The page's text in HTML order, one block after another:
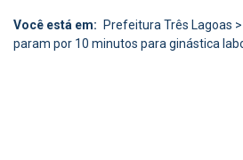
Você está em: Prefeitura Três Lagoas >
param por 10 minutos para ginástica